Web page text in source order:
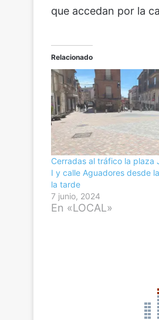
que accedan por la
Relacionado
Cerradas al tráfico la plaza
I y calle Aguadores desde
la tarde
7 junio, 2024
En «LOCAL»